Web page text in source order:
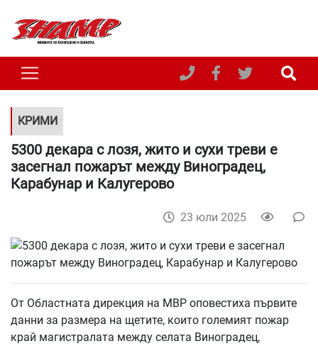
КРИМИ
5300 декара с лозя, жито и сухи треви е
засегнал пожарът между Виноградец,
Карабунар и Калугерово
23 юли 2025
От Областната дирекция на МВР оповестиха първите
данни за размера на щетите, които големият пожар
край магистралата между селата Виноградец,